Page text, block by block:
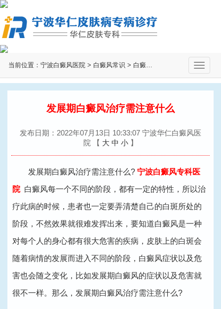
当前位置： 宁波白癜风医院 > 白癜风常识 > 白癜风治疗
切
换
发展期白癜风治疗需注意什么
发布日期：2022年07月13日 10:33:07 宁波华仁白癜风医
院
【 大 中 小 】
发展期白癜风治疗需注意什么?宁波白癜风专科医
院白癜风每一个不同的阶段，都有一定的特性，所以治
疗此病的时候，患者也一定要弄清楚自己的白斑所处的
阶段，不然效果就很难发挥出来，要知道白癜风是一种
对每个人的身心都有很大危害的疾病，皮肤上的白斑会
随着病情的发展而进入不同的阶段，白癜风症状以及危
害也会随之变化，比如发展期白癜风的症状以及危害就
很不一样。那么，发展期白癜风治疗需注意什么?